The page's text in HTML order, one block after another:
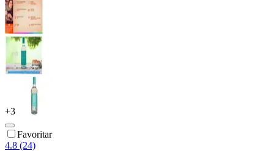
+3
Favoritar
4.8 (24)